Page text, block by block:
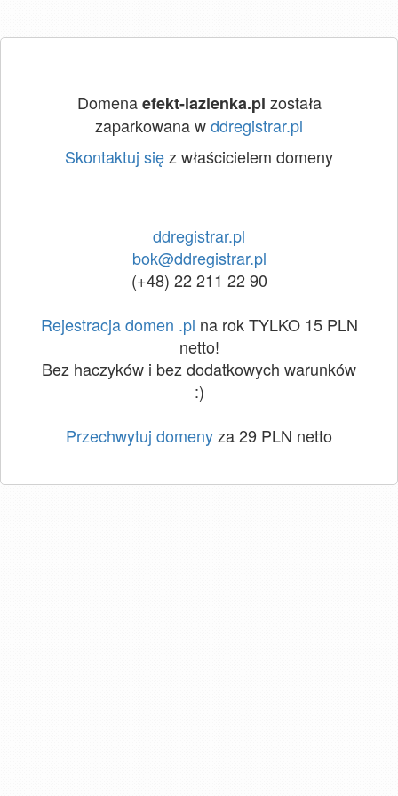
Domenaefekt-lazienka.pl została
zaparkowana wddregistrar.pl
Skontaktuj sięz właścicielem domeny
ddregistrar.pl
bok@ddregistrar.pl
(+48) 22 211 22 90
Rejestracja domen .pl na rok TYLKO 15 PLN
netto!
Bez haczyków i bez dodatkowych warunków
:)
Przechwytuj domenyza 29 PLN netto